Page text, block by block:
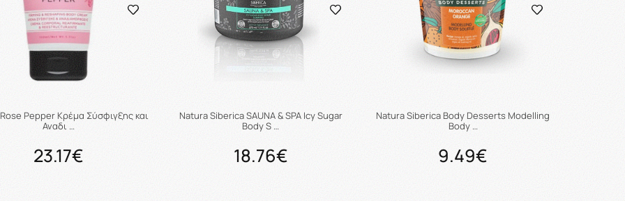
Pepper Κρέμα Σύσφιγξης και
Αναδι …
23.17€
Natura Siberica SAUNA & SPA Icy Sugar
Body S …
18.76€
Natura Siberica Body Desserts Modelling
Body …
9.49€